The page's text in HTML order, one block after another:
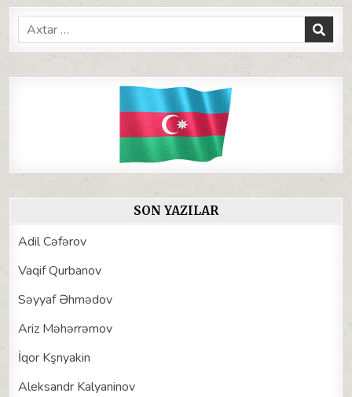
Search
for:
SON YAZILAR
Adil Cəfərov
Vaqif Qurbanov
Səyyaf Əhmədov
Ariz Məhərrəmov
İqor Kşnyakin
Aleksandr Kalyaninov